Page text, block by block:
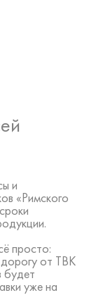
и
«Римского
просто:
дорогу от ТВК
будет
уже на